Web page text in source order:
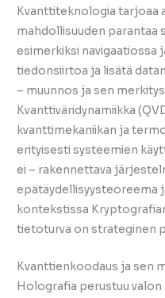
Kvanttiteknologia tarjoaa
mahdollisuuden parantaa
esimerkiksi navigaatiossa
tiedonsiirtoa ja lisätä
– muunnos ja sen
Kvanttiväridynamiikka
kvanttimekaniikan ja
erityisesti systeemien
ei – rakennettava
epätäydellisyysteoreema
kontekstissa
tietoturva on strateginen
Kvanttienkoodaus ja sen
Holografia perustuu valon